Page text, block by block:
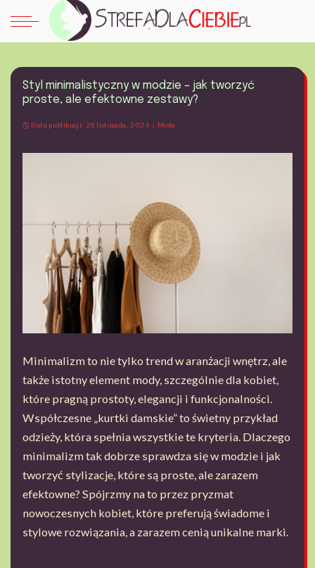
Styl minimalistyczny w modzie – jak tworzyć
proste, ale efektowne zestawy?
Data publikacji: 28 listopada, 2024 Moda
Minimalizm to nie tylko trend w aranżacji wnętrz, ale
także istotny element mody, szczególnie dla kobiet,
które pragną prostoty, elegancji i funkcjonalności.
Współczesne „kurtki damskie” to świetny przykład
odzieży, która spełnia wszystkie te kryteria. Dlaczego
minimalizm tak dobrze sprawdza się w modzie i jak
tworzyć stylizacje, które są proste, ale zarazem
efektowne? Spójrzmy na to przez pryzmat
nowoczesnych kobiet, które preferują świadome i
stylowe rozwiązania, a zarazem cenią unikalne marki.